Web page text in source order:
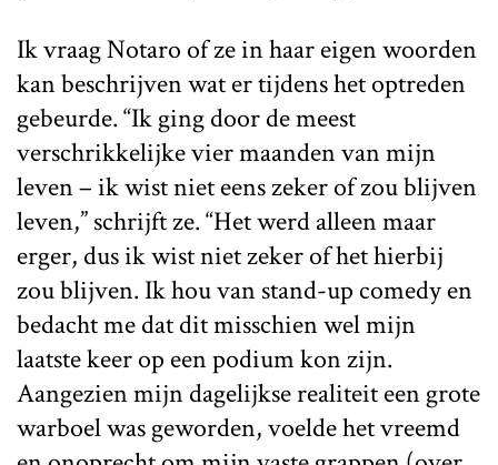
Ik vraag Notaro of ze in haar eigen woorden
kan beschrijven wat er tijdens het optreden
gebeurde. “Ik ging door de meest
verschrikkelijke vier maanden van mijn
leven – ik wist niet eens zeker of zou blijven
leven,” schrijft ze. “Het werd alleen maar
erger, dus ik wist niet zeker of het hierbij
zou blijven. Ik hou van stand-up comedy en
bedacht me dat dit misschien wel mijn
laatste keer op een podium kon zijn.
Aangezien mijn dagelijkse realiteit een grote
warboel was geworden, voelde het vreemd